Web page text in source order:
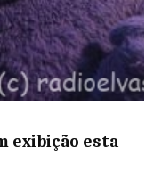
exibição esta